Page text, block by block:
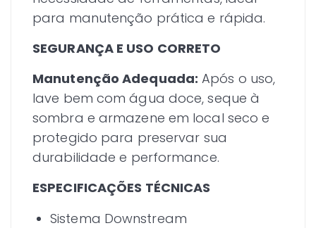
para manutenção prática e rápida.
SEGURANÇA E USO CORRETO
Manutenção Adequada: Após o uso,
lave bem com água doce, seque à
sombra e armazene em local seco e
protegido para preservar sua
durabilidade e performance.
ESPECIFICAÇÕES TÉCNICAS
Sistema Downstream